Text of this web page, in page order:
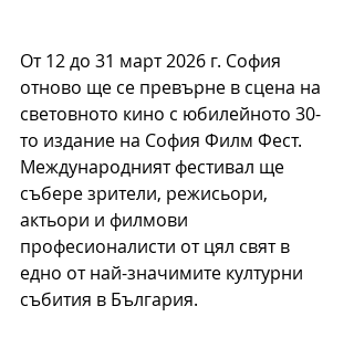
От 12 до 31 март 2026 г. София
отново ще се превърне в сцена на
световното кино с юбилейното 30-
то издание на София Филм Фест.
Международният фестивал ще
събере зрители, режисьори,
актьори и филмови
професионалисти от цял свят в
едно от най-значимите културни
събития в България.